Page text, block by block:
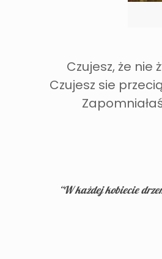
Czujesz, że nie
Czujesz sie
“W każdej kobiecie